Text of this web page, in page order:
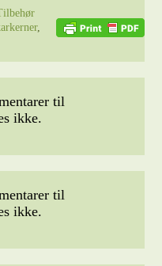
,
til
ikke.
til
ikke.